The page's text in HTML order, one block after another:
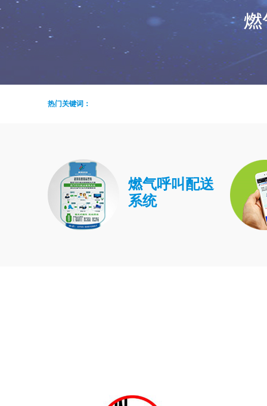
热门关键词：
燃气呼叫配送
系统